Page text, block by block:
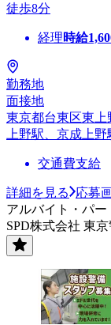
徒歩8分
経理時給
勤務地
面接地
東京都台東区東上
上野駅、京成上
交通費支給
詳細を見る
応募
アルバイト・パー
SPD株式会社 東